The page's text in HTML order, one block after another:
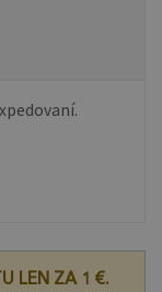
LEN ZA 1 €.